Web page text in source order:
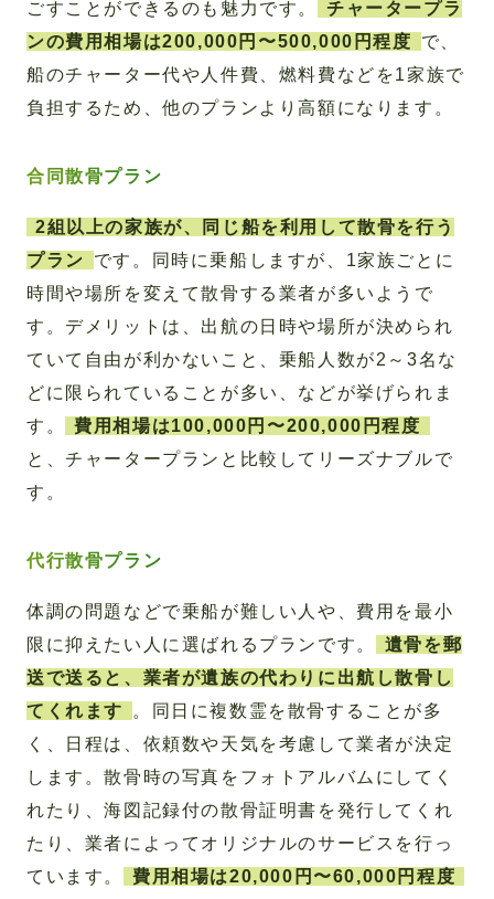
ごすことができるのも魅力です。
チャータープラ
ンの費用相場は200,000円〜500,000円程度
で、
船のチャーター代や人件費、燃料費などを1家族で
負担するため、他のプランより高額になります。
合同散骨プラン
2組以上の家族が、同じ船を利用して散骨を行う
プラン
です。同時に乗船しますが、1家族ごとに
時間や場所を変えて散骨する業者が多いようで
す。デメリットは、出航の日時や場所が決められ
ていて自由が利かないこと、乗船人数が2～3名な
どに限られていることが多い、などが挙げられま
す。
費用相場は100,000円〜200,000円程度
と、チャータープランと比較してリーズナブルで
す。
代行散骨プラン
体調の問題などで乗船が難しい人や、費用を最小
限に抑えたい人に選ばれるプランです。
遺骨を郵
送で送ると、業者が遺族の代わりに出航し散骨し
てくれます
。同日に複数霊を散骨することが多
く、日程は、依頼数や天気を考慮して業者が決定
します。散骨時の写真をフォトアルバムにしてく
れたり、海図記録付の散骨証明書を発行してくれ
たり、業者によってオリジナルのサービスを行っ
ています。
費用相場は20,000円〜60,000円程度